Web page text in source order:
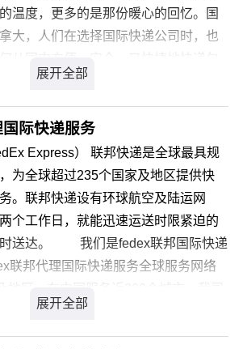
温度，更多的是那份暖心的回忆。国
大，人们在选择国际快递公司时，也
国际快递寄围巾到加拿大比较好的国
?
网站 详细咨询，我司会有专业客服为
快递寄围巾到加拿大的疑虑。
际快递服务
Express） 联邦快递是全球最具规
为全球超过235个国家及地区提供快
。联邦快递设有环球航空及陆运网
个工作日，就能迅速运送时限紧迫的
时送达。 我们是fedex联邦国际快递
联邦代理国际快递服务全球服务网络
网络及渠道，竭诚为留学生、外教、
及出国工作人士等提供最专业化的国